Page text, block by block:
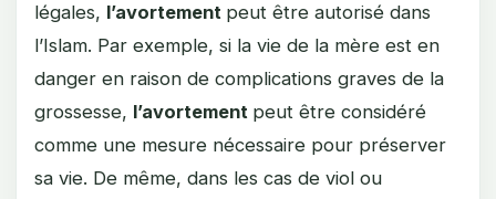
légales, l’avortement peut être autorisé dans
l’Islam. Par exemple, si la vie de la mère est en
danger en raison de complications graves de la
grossesse, l’avortement peut être considéré
comme une mesure nécessaire pour préserver
sa vie. De même, dans les cas de viol ou